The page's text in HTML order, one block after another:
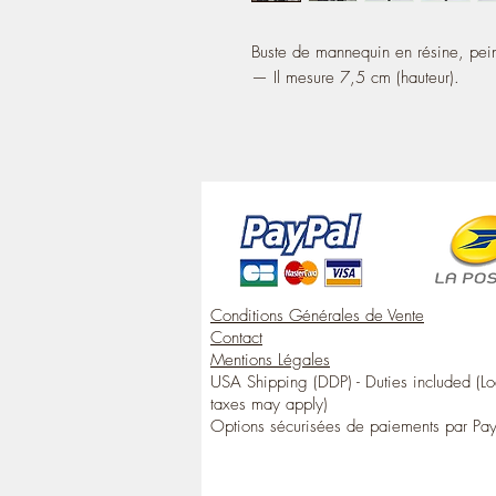
Buste de mannequin en résine,
— Il mesure 7,5 cm (hauteur).
Conditions Générales de Vente
Contact
Mentions Légales
USA Shipping (DDP) - Duties included
taxes may apply)
Options sécurisées de paiements par